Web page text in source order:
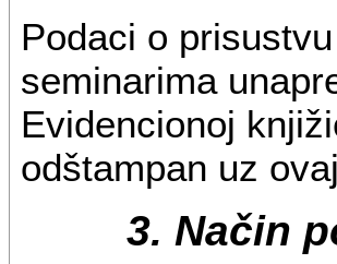
Podaci o
seminarima
Evidencionoj
odštampan uz
3. Način